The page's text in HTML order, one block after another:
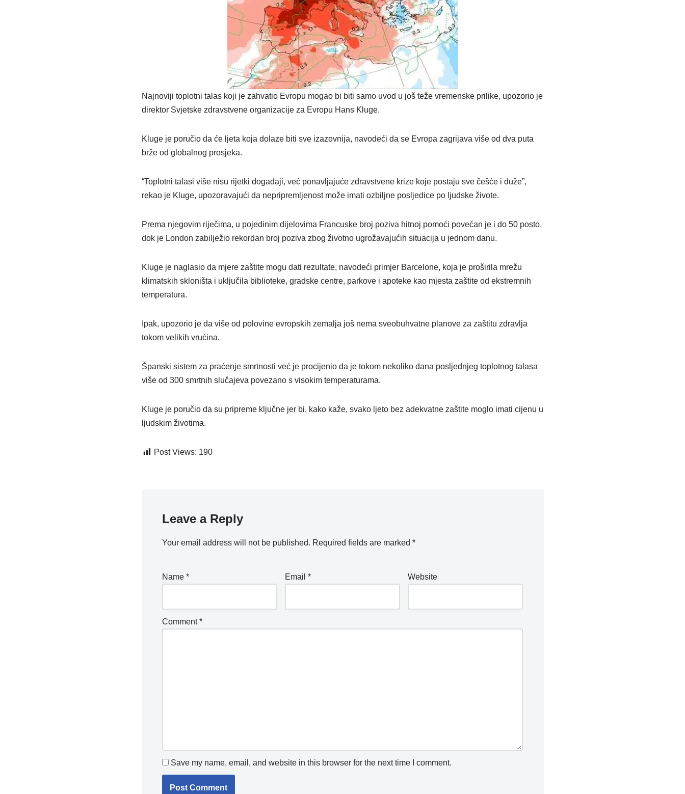
Najnoviji toplotni talas koji je zahvatio Evropu mogao bi biti samo uvod u još teže vremenske prilike, upozorio je
direktor Svjetske zdravstvene organizacije za Evropu Hans Kluge.
Kluge je poručio da će ljeta koja dolaze biti sve izazovnija, navodeći da se Evropa zagrijava više od dva puta
brže od globalnog prosjeka.
“Toplotni talasi više nisu rijetki događaji, već ponavljajuće zdravstvene krize koje postaju sve češće i duže”,
rekao je Kluge, upozoravajući da nepripremljenost može imati ozbiljne posljedice po ljudske živote.
Prema njegovim riječima, u pojedinim dijelovima Francuske broj poziva hitnoj pomoći povećan je i do 50 posto,
dok je London zabilježio rekordan broj poziva zbog životno ugrožavajućih situacija u jednom danu.
Kluge je naglasio da mjere zaštite mogu dati rezultate, navodeći primjer Barcelone, koja je proširila mrežu
klimatskih skloništa i uključila biblioteke, gradske centre, parkove i apoteke kao mjesta zaštite od ekstremnih
temperatura.
Ipak, upozorio je da više od polovine evropskih zemalja još nema sveobuhvatne planove za zaštitu zdravlja
tokom velikih vrućina.
Španski sistem za praćenje smrtnosti već je procijenio da je tokom nekoliko dana posljednjeg toplotnog talasa
više od 300 smrtnih slučajeva povezano s visokim temperaturama.
Kluge je poručio da su pripreme ključne jer bi, kako kaže, svako ljeto bez adekvatne zaštite moglo imati cijenu u
ljudskim životima.
Post Views: 190
Leave a Reply
Your email address will not be published. Required fields are marked *
Name * Email * Website
Comment*
Save my name, email, and website in this browser for the next time I comment.